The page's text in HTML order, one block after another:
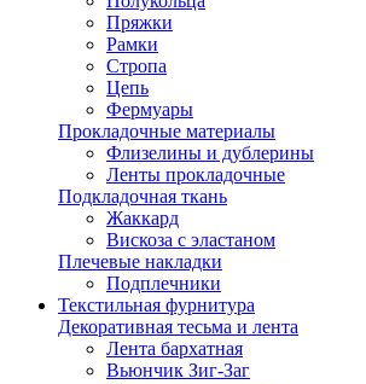
Пряжки
Рамки
Стропа
Цепь
Фермуары
Прокладочные материалы
Флизелины и дублерины
Ленты прокладочные
Подкладочная ткань
Жаккард
Вискоза с эластаном
Плечевые накладки
Подплечники
Текстильная фурнитура
Декоративная тесьма и лента
Лента бархатная
Вьюнчик Зиг-Заг